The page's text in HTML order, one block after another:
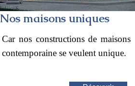
Nos maisons uniques
Car nos constructions de maisons
contemporaine se veulent unique.